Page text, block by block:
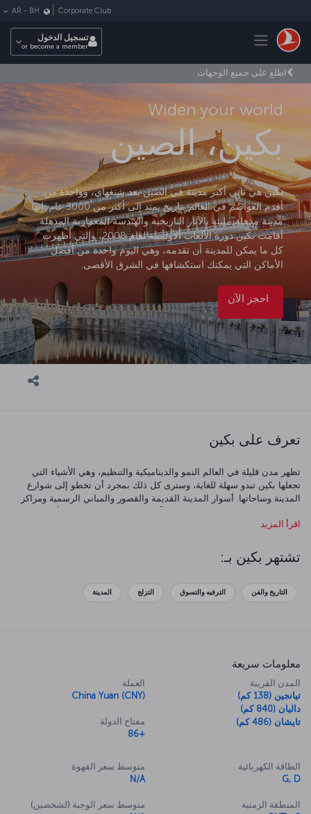
Toggle navigation
Corporate Club
AR - BH
تسجيل الدخول
or become a member
اطلع على جميع الوجهات
Widen your world
بكين، الصين
بكين هي ثاني أكبر مدينة في الصين بعد شنغهاي، وواحدة من
أقدم العواصم في العالم بتاريخ يمتد إلى أكثر من 3000 عام. إنها
مدينة مذهلة مليئة بالآثار التاريخية والهندسة المعمارية المذهلة.
أقامت بكين دورة الألعاب الأولمبية لعام 2008، والتي أظهرت
كل ما يمكن للمدينة أن تقدمه، وهي اليوم واحدة من أفضل
الأماكن التي يمكنك استكشافها في الشرق الأقصى.
احجز الآن
تعرف على بكين
تظهر مدن قليلة في العالم النمو والديناميكية والتنظيم، وهي الأشياء التي
تجعلها بكين تبدو سهلة للغاية، وسترى كل ذلك بمجرد أن تخطو إلى شوارع
المدينة وساحاتها. أسوار المدينة القديمة والقصور والمباني الرسمية ومراكز
للإعجاب بحق. هناك مجموعة كاملة من الأشياء التي يمكنك القيام بها في بكين
سترى العمارة الإمبراطورية الرائعة وستكون قادرا على استكشاف القصور
القديمة. تأكد من تخصيص الوقت لرؤية معابد بكين الرائعة كذلك، والتي تشمل
المعالم السياحية ليوم واحد، توجه لتنااول وجبة خفيفة في ميدان تيانانمين في
اقرأ المزيد
تشتهر بكين بـ:
التاريخ والفن الترفيه والتسوق التزلج المدينة
معلومات سريعة
المدن القريبة
تيانجين (138 كم)
داليان (840 كم)
تايشان (486 كم)
العملة
China Yuan (CNY)
مفتاح الدولة
+86
الطاقة الكهربائية
G, D
المنطقة الزمنية
متوسط سعر القهوة
N/A
متوسط سعر الوجبة (لشخصين)